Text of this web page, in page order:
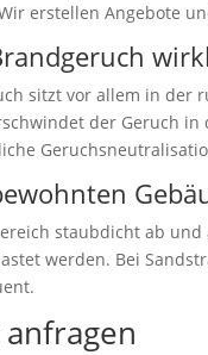
erstellen Angebote
sitzt vor allem in
der Geruch
staubdicht ab
werden. Bei